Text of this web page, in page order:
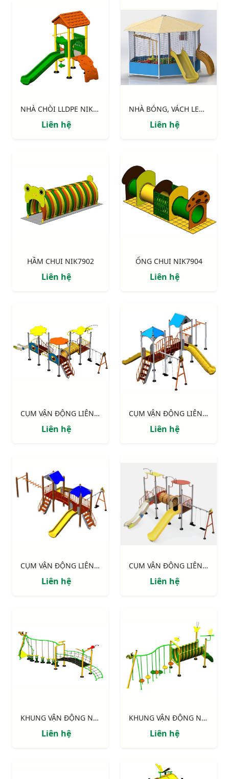
NHÀ CHÒI LLDPE NIK113041N
Liên hệ
NHÀ BÓNG, VÁCH LEO, CẦU TRƯỢT NIK7905
Liên hệ
HẦM CHUI NIK7902
Liên hệ
ỐNG CHUI NIK7904
Liên hệ
CỤM VẬN ĐỘNG LIÊN HOÀN 3 MÁI CHE NIK705311
Liên hệ
CỤM VẬN ĐỘNG LIÊN HOÀN 2 MÁI CHE NIK703221
Liên hệ
CỤM VẬN ĐỘNG LIÊN HOÀN 2 MÁI CHE, TRỤ GỖ NIK703221W
Liên hệ
CỤM VẬN ĐỘNG LIÊN HOÀN 2 MÁI CHE NIK703211
Liên hệ
KHUNG VẬN ĐỘNG NIK731146-DV: CHUYỀN DÂY - CẦU VÁN
Liên hệ
KHUNG VẬN ĐỘNG NIK731003-DN: CHUYỀN DÂY - CẦU NHỰA
Liên hệ